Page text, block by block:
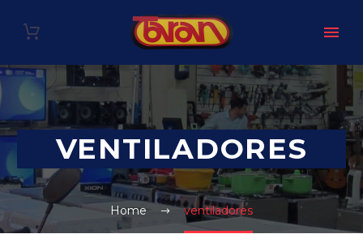
VENTILADORES
Home ventiladores